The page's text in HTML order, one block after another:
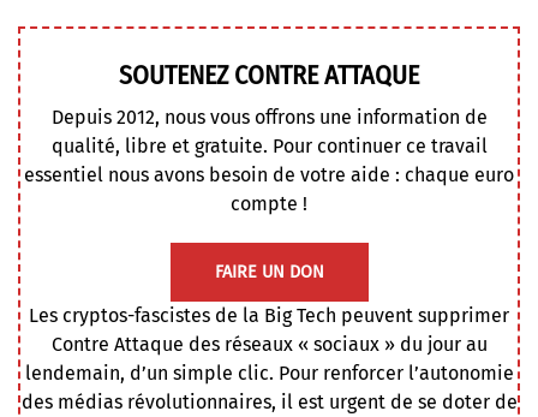
SOUTENEZ CONTRE ATTAQUE
Depuis 2012, nous vous offrons une information de
qualité, libre et gratuite. Pour continuer ce travail
essentiel nous avons besoin de votre aide : chaque euro
compte !
FAIRE UN DON
Les cryptos-fascistes de la Big Tech peuvent supprimer
Contre Attaque des réseaux « sociaux » du jour au
lendemain, d’un simple clic. Pour renforcer l’autonomie
des médias révolutionnaires, il est urgent de se doter de